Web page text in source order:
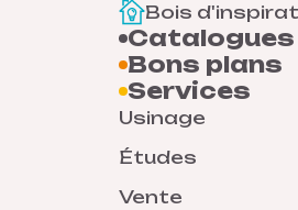
Bois
Catalogues
Bons plans
Services
Usinage
Études
Vente